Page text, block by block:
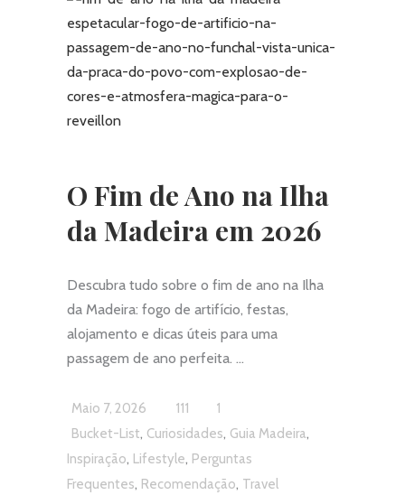
O Fim de Ano na Ilha
da Madeira em 2026
Descubra tudo sobre o fim de ano na Ilha
da Madeira: fogo de artifício, festas,
alojamento e dicas úteis para uma
passagem de ano perfeita.
Maio 7, 2026 111
1
Bucket-List, Curiosidades, Guia Madeira,
Inspiração, Lifestyle, Perguntas
Frequentes, Recomendação, Travel